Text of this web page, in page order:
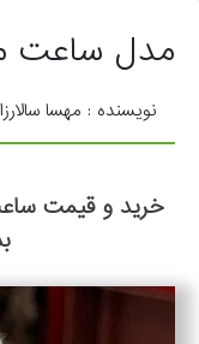
مدل ساعت
نویسنده : مهسا
خرید و قیمت